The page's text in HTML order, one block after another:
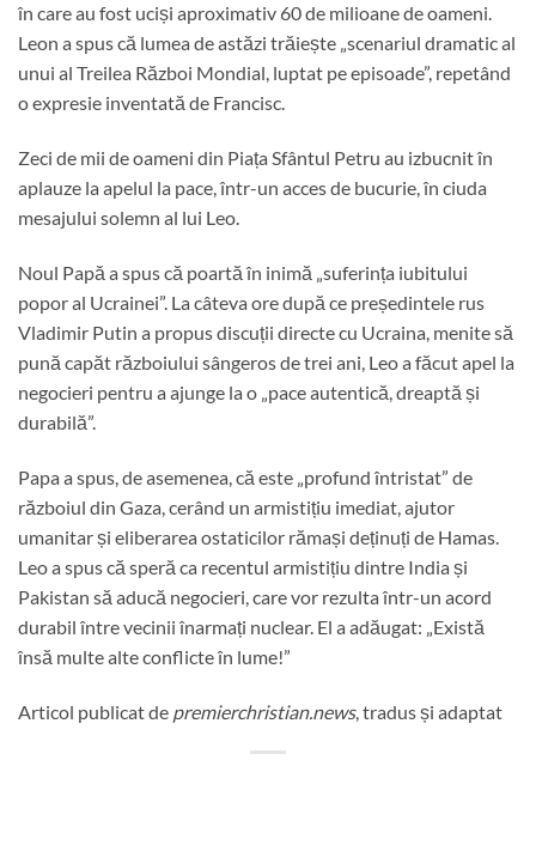
în care au fost uciși aproximativ 60 de milioane de oameni.
Leon a spus că lumea de astăzi trăiește „scenariul dramatic al
unui al Treilea Război Mondial, luptat pe episoade”, repetând
o expresie inventată de Francisc.
Zeci de mii de oameni din Piața Sfântul Petru au izbucnit în
aplauze la apelul la pace, într-un acces de bucurie, în ciuda
mesajului solemn al lui Leo.
Noul Papă a spus că poartă în inimă „suferința iubitului
popor al Ucrainei”. La câteva ore după ce președintele rus
Vladimir Putin a propus discuții directe cu Ucraina, menite să
pună capăt războiului sângeros de trei ani, Leo a făcut apel la
negocieri pentru a ajunge la o „pace autentică, dreaptă și
durabilă”.
Papa a spus, de asemenea, că este „profund întristat” de
războiul din Gaza, cerând un armistițiu imediat, ajutor
umanitar și eliberarea ostaticilor rămași deținuți de Hamas.
Leo a spus că speră ca recentul armistițiu dintre India și
Pakistan să aducă negocieri, care vor rezulta într-un acord
durabil între vecinii înarmați nuclear. El a adăugat: „Există
însă multe alte conflicte în lume!”
Articol publicat de premierchristian.news, tradus și adaptat